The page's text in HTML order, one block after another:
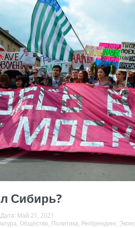
Сибирь?
Дата: Май 21, 2021
Общество Политика Регбрендинг